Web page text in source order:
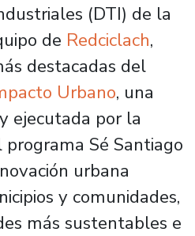
(DTI) de la
de Redciclach,
destacadas del
Urbano, una
y ejecutada por la
programa Sé Santiago
urbana
y comunidades,
más sustentables e